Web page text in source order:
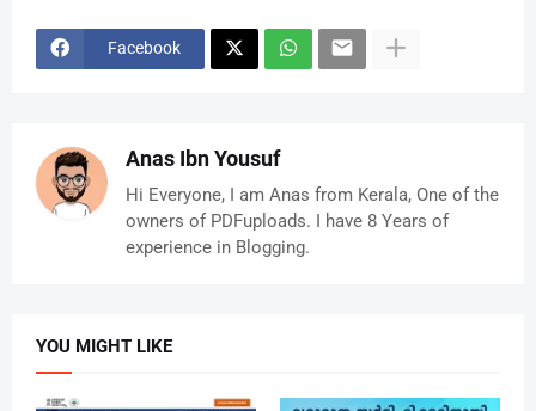
Facebook
Anas Ibn Yousuf
Hi Everyone, I am Anas from Kerala, One of the
owners of PDFuploads. I have 8 Years of
experience in Blogging.
YOU MIGHT LIKE